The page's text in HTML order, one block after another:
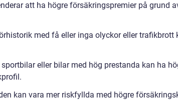
att ha högre försäkringspremier på grund
med få eller inga olyckor eller trafikbrott
eller bilar med hög prestanda kan ha
kan vara mer riskfyllda med högre